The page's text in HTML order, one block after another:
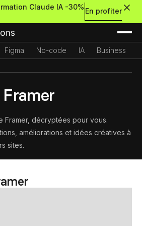
Claude IA -30% En profiter
Figma No-code IA Business
Framer, décryptées pour vous.
améliorations et idées créatives à
sites.